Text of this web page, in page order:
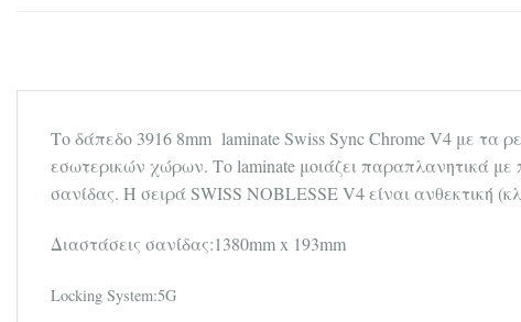
Tο δάπεδο 3916 8mm laminate Swiss Sync Chrome V4 με τα
εσωτερικών χώρων. Το laminate μοιάζει παραπλανητικά με
σανίδας. Η σειρά SWISS NOBLESSE V4 είναι ανθεκτική
Διαστάσεις σανίδας:1380mm x 193mm
Locking System:5G